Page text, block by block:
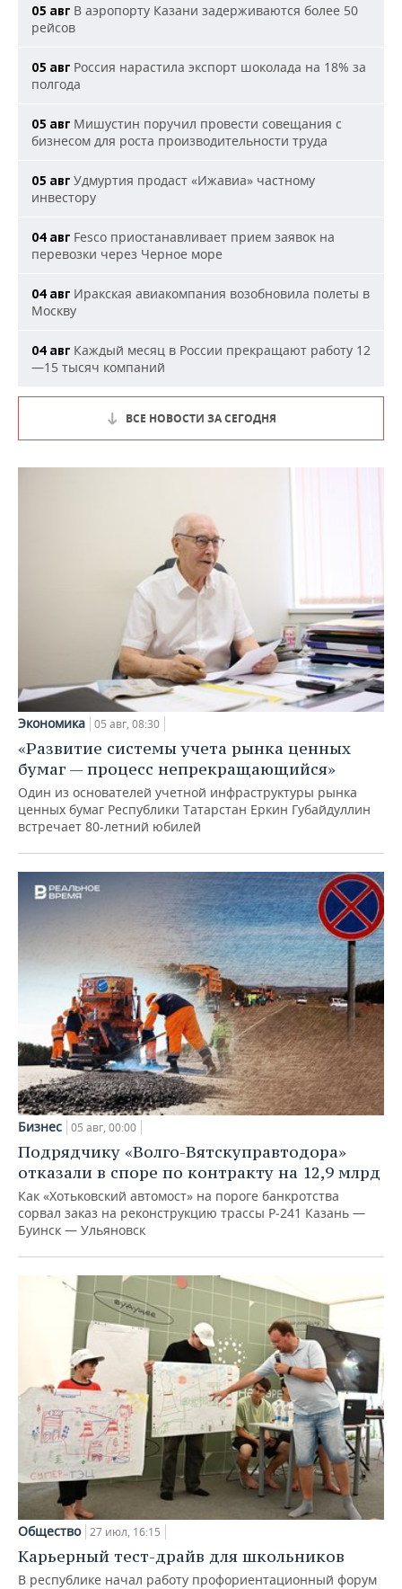
05 авг В аэропорту Казани задерживаются более 50
рейсов
05 авг Россия нарастила экспорт шоколада на 18% за
полгода
05 авг Мишустин поручил провести совещания с
бизнесом для роста производительности труда
05 авг Удмуртия продаст «Ижавиа» частному
инвестору
04 авг Fesco приостанавливает прием заявок на
перевозки через Черное море
04 авг Иракская авиакомпания возобновила полеты в
Москву
04 авг Каждый месяц в России прекращают работу 12
—15 тысяч компаний
ВСЕ НОВОСТИ ЗА СЕГОДНЯ
Экономика 05 авг, 08:30
«Развитие системы учета рынка ценных
бумаг — процесс непрекращающийся»
Один из основателей учетной инфраструктуры рынка
ценных бумаг Республики Татарстан Еркин Губайдуллин
встречает 80-летний юбилей
Бизнес 05 авг, 00:00
Подрядчику «Волго-Вятскуправтодора»
отказали в споре по контракту на 12,9 млрд
Как «Хотьковский автомост» на пороге банкротства
сорвал заказ на реконструкцию трассы Р‑241 Казань —
Буинск — Ульяновск
Общество 27 июл, 16:15
Карьерный тест-драйв для школьников
В республике начал работу профориентационный форум